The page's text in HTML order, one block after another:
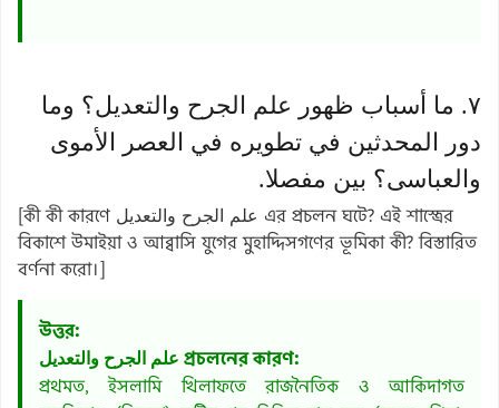
٧. ما أسباب ظهور علم الجرح والتعديل؟ وما
دور المحدثين في تطويره في العصر الأموى
والعباسى؟ بين مفصلا.
[কী কী কারণে علم الجرح والتعديل এর প্রচলন ঘটে? এই শাস্ত্রের
বিকাশে উমাইয়া ও আব্বাসি যুগের মুহাদ্দিসগণের ভূমিকা কী? বিস্তারিত
বর্ণনা করো।]
উত্তর:
علم الجرح والتعديل প্রচলনের কারণ:
প্রথমত, ইসলামি খিলাফতে রাজনৈতিক ও আকিদাগত